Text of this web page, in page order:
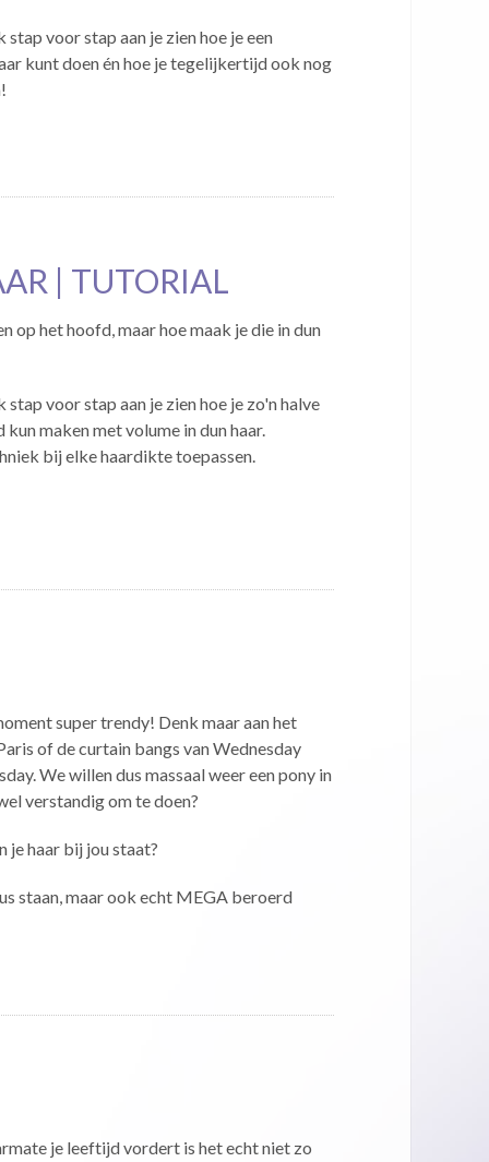
voor stap aan je zien hoe je een
kunt doen én hoe je tegelijkertijd ook nog
| TUTORIAL
op het hoofd, maar hoe maak je die in dun
voor stap aan je zien hoe je zo'n halve
maken met volume in dun haar.
bij elke haardikte toepassen.
super trendy! Denk maar aan het
of de curtain bangs van Wednesday
We willen dus massaal weer een pony in
verstandig om te doen?
je haar bij jou staat?
staan, maar ook echt MEGA beroerd
je leeftijd vordert is het echt niet zo